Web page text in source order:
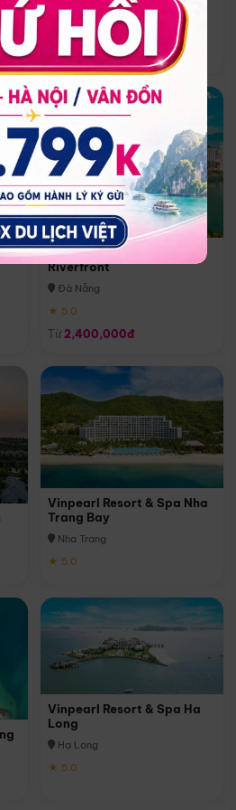
Quoc
Phú Quốc
★ 5.0
Melia Vinpearl Danang
Riverfront
Đà Nẵng
★ 5.0
Từ 2,400,000đ
Vinpearl Resort & Spa Nha
Trang Bay
Nha Trang
★ 5.0
Vinpearl Resort & Spa Ha
Long
Hạ Long
★ 5.0